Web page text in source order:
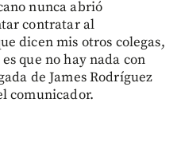
nunca abrió
contratar al
dicen mis otros colegas,
que no hay nada con
de James Rodríguez
comunicador.